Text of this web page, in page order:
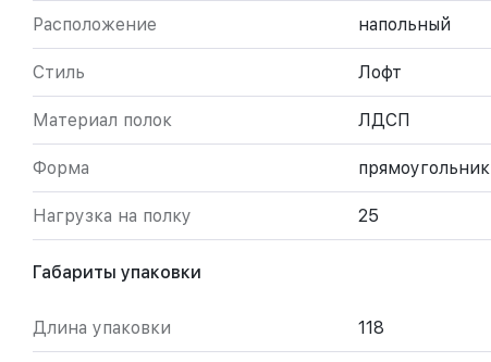
Расположение напольный
Стиль Лофт
Материал полок ЛДСП
Форма прямоугольник
Нагрузка на полку 25
Габариты упаковки
Длина упаковки 118